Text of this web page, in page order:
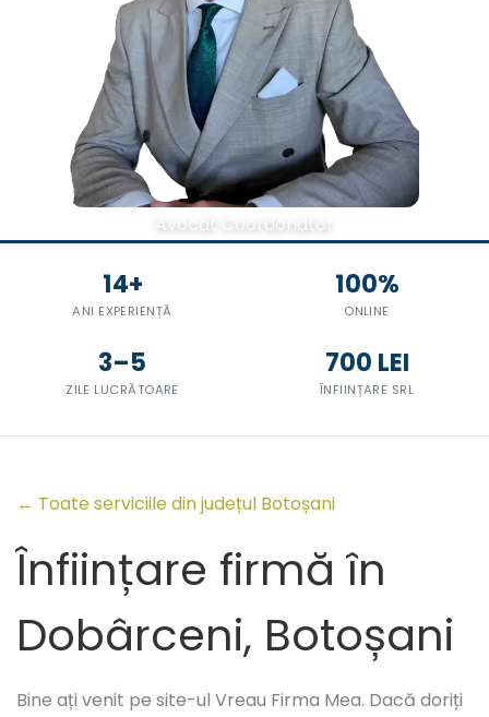
Avocat Coordonator
14+
ANI EXPERIENȚĂ
100%
ONLINE
3–5
ZILE LUCRĂTOARE
700 LEI
ÎNFIINȚARE SRL
← Toate serviciile din județul Botoșani
Înființare firmă în
Dobârceni, Botoșani
Bine ați venit pe site-ul Vreau Firma Mea. Dacă doriți